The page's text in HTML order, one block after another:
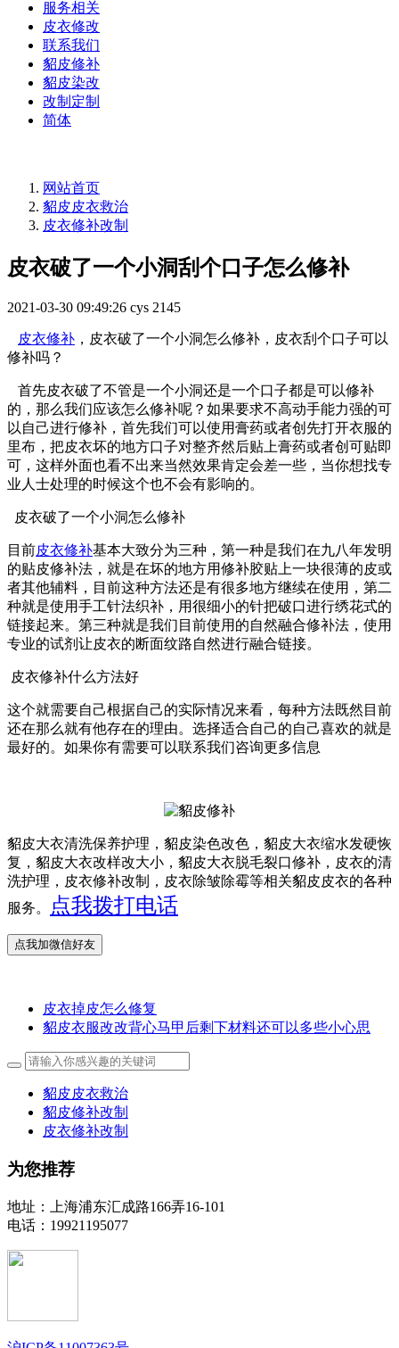
服务相关
皮衣修改
联系我们
貂皮修补
貂皮染改
改制定制
简体
网站首页
貂皮皮衣救治
皮衣修补改制
皮衣破了一个小洞刮个口子怎么修补
2021-03-30 09:49:26 cys 2145
皮衣修补 ，皮衣破了一个小洞怎么修补，皮衣刮个口子可以
修补吗？
首先皮衣破了不管是一个小洞还是一个口子都是可以修补
的，那么我们应该怎么修补呢？如果要求不高动手能力强的可
以自己进行修补，首先我们可以使用膏药或者创先打开衣服的
里布，把皮衣坏的地方口子对整齐然后贴上膏药或者创可贴即
可，这样外面也看不出来当然效果肯定会差一些，当你想找专
业人士处理的时候这个也不会有影响的。
皮衣破了一个小洞怎么修补
目前皮衣修补基本大致分为三种，第一种是我们在九八年发明
的贴皮修补法，就是在坏的地方用修补胶贴上一块很薄的皮或
者其他辅料，目前这种方法还是有很多地方继续在使用，第二
种就是使用手工针法织补，用很细小的针把破口进行绣花式的
链接起来。第三种就是我们目前使用的自然融合修补法，使用
专业的试剂让皮衣的断面纹路自然进行融合链接。
皮衣修补什么方法好
这个就需要自己根据自己的实际情况来看，每种方法既然目前
还在那么就有他存在的理由。选择适合自己的自己喜欢的就是
最好的。如果你有需要可以联系我们咨询更多信息
貂皮大衣清洗保养护理，貂皮染色改色，貂皮大衣缩水发硬恢
复，貂皮大衣改样改大小，貂皮大衣脱毛裂口修补，皮衣的清
洗护理，皮衣修补改制，皮衣除皱除霉等相关貂皮皮衣的各种
服务。
点我拨打电话
皮衣掉皮怎么修复
貂皮衣服改改背心马甲后剩下材料还可以多些小心思
貂皮皮衣救治
貂皮修补改制
皮衣修补改制
为您推荐
地址：上海浦东汇成路166弄16-101
电话：19921195077